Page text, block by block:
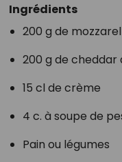
Ingrédients
200 g de
200 g de cheddar
15 cl de crème
4 c. à soupe de
Pain ou légumes